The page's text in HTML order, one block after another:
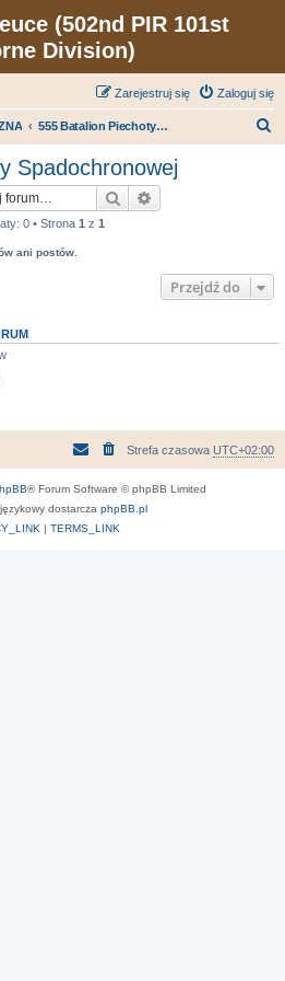
(502nd PIR 101st
Division)
Zaloguj się
Zarejestruj się
555 Batalion Piechoty Spadochronowej
Spadochronowej
Szukaj
0 • Strona 1 z 1
ani postów.
Przejdź do
Strefa czasowa UTC+02:00
® Forum Software © phpBB Limited
dostarcza phpBB.pl
| TERMS_LINK